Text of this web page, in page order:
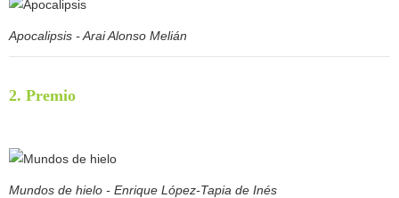
Apocalipsis - Arai Alonso Melián
2. Premio
Mundos de hielo - Enrique López-Tapia de Inés